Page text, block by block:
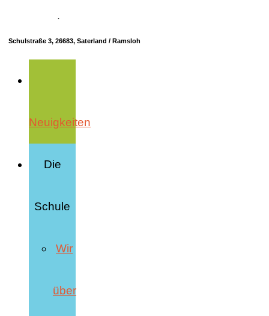
·
Schulstraße 3, 26683, Saterland / Ramsloh
Neuigkeiten
Die
Schule
Wir
über